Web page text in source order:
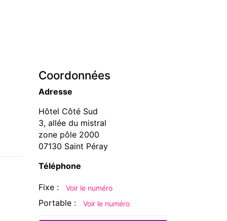
Coordonnées
Adresse
Hôtel Côté Sud
3, allée du mistral
zone pôle 2000
07130 Saint Péray
Téléphone
Fixe : Voir le numéro
Portable : Voir le numéro